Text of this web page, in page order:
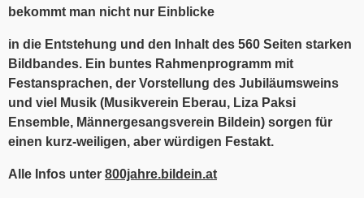
bekommt man nicht nur Einblicke
in die Entstehung und den Inhalt des 560 Seiten starken
Bildbandes. Ein buntes Rahmenprogramm mit
Festansprachen, der Vorstellung des Jubiläumsweins
und viel Musik (Musikverein Eberau, Liza Paksi
Ensemble, Männergesangsverein Bildein) sorgen für
einen kurz-weiligen, aber würdigen Festakt.
Alle Infos unter 800jahre.bildein.at